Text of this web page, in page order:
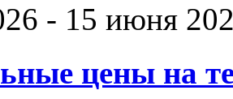
- 15 июня
цены на